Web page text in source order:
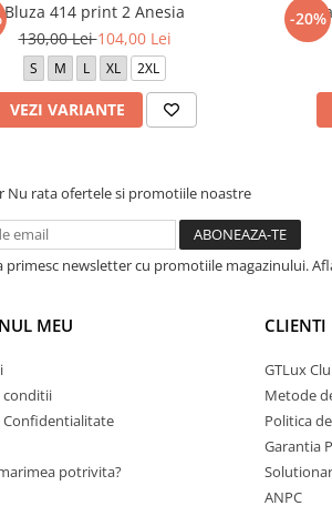
Bluza 414 print 2 Anesia
130,00 Lei104,00 Lei
S M L XL 2XL
VEZI VARIANTE
-20%
Nu rata ofertele si promotiile noastre
primesc newsletter cu promotiile magazinului.
MEU
conditii
Confidentialitate
potrivita?
CLIENTI
GTLux
Metode
Politica
Garantia
ANPC